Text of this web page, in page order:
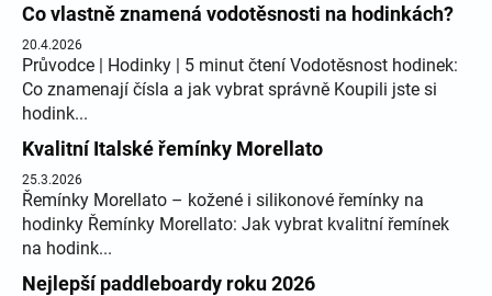
Co vlastně znamená vodotěsnosti na hodinkách?
20.4.2026
Průvodce | Hodinky | 5 minut čtení Vodotěsnost hodinek:
Co znamenají čísla a jak vybrat správně Koupili jste si
hodink...
Kvalitní Italské řemínky Morellato
25.3.2026
Řemínky Morellato – kožené i silikonové řemínky na
hodinky Řemínky Morellato: Jak vybrat kvalitní řemínek
na hodink...
Nejlepší paddleboardy roku 2026